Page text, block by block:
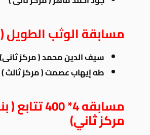
مسابقة الوثب الطويل (
سيف الدين محمد ( مركز ثانى)
طه إيهاب عصمت ( مركز ثالث )
مسابقه 4* 400 تتابع ( بنات )
مركز ثاني)